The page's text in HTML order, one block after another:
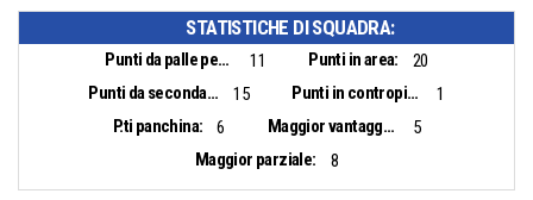
STATISTICHE DI SQUADRA:
Punti da palle perse: 11 Punti in area:
20
Punti da seconda opportunità:
15 Punti in contropiede:
1
P.ti panchina:
6 Maggior vantaggio:
5
Maggior parziale:
8